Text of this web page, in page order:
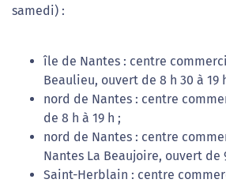
samedi) :
île de Nantes : centre
Beaulieu, ouvert de 8 h 30 à 19
nord de Nantes : centre
de 8 h à 19 h ;
nord de Nantes : centre
Nantes La Beaujoire, ouvert de
Saint-Herblain : centre